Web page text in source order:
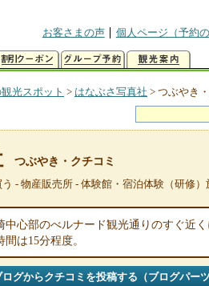
お客さまの声
個人ページ（予約
光スポット > はなぶさ写真社 > つぶやき
つぶやき・クチコミ
う - 物産販売所 - 体験館・宿泊体験（研修）
中心部のべルナード観光通りのすぐ近
間は15分程度。
ログからクチコミを投稿する（ブログパーツ